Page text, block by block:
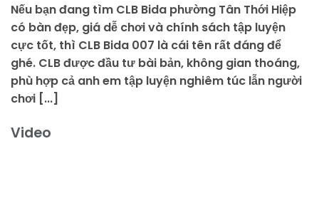
Nếu bạn đang tìm CLB Bida phường Tân Thới Hiệp
có bàn đẹp, giá dễ chơi và chính sách tập luyện
cực tốt, thì CLB Bida 007 là cái tên rất đáng để
ghé. CLB được đầu tư bài bản, không gian thoáng,
phù hợp cả anh em tập luyện nghiêm túc lẫn người
chơi [...]
Video